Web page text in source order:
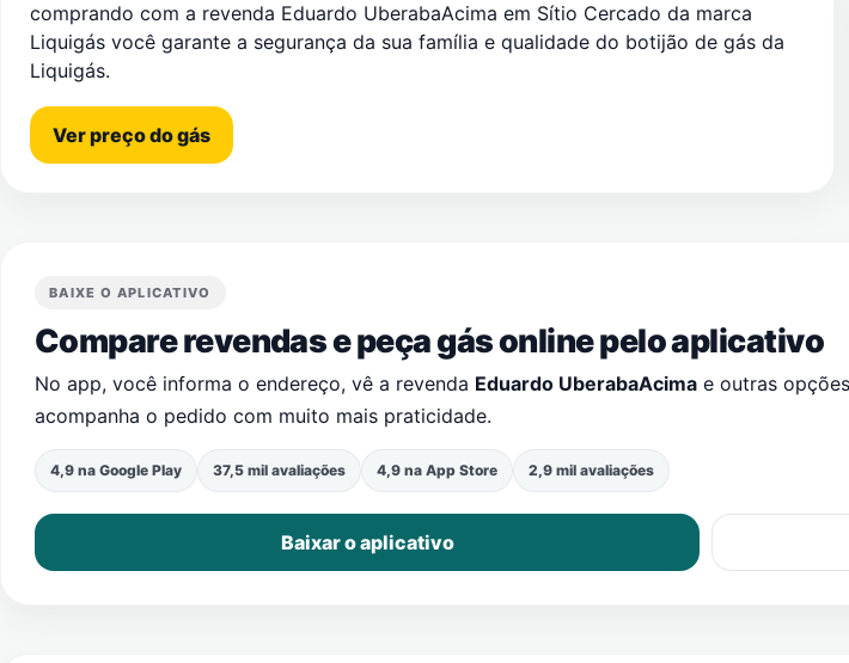
comprando com a revenda Eduardo UberabaAcima em Sítio Cercado da marca
Liquigás você garante a segurança da sua família e qualidade do botijão de gás da
Liquigás.
Ver preço do gás
BAIXE O APLICATIVO
Compare revendas e peça gás online pelo aplicativo
No app, você informa o endereço, vê a revenda Eduardo UberabaAcima e outras
acompanha o pedido com muito mais praticidade.
4,9 na Google Play 37,5 mil avaliações 4,9 na App Store 2,9 mil avaliações
Baixar o aplicativo